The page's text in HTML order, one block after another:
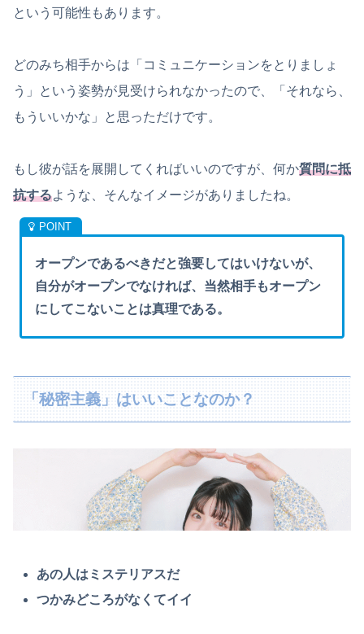
という可能性もあります。
どのみち相手からは「コミュニケーションをとりましょ
う」という姿勢が見受けられなかったので、「それなら、
もういいかな」と思っただけです。
もし彼が話を展開してくればいいのですが、何か質問に抵
抗するような、そんなイメージがありましたね。
オープンであるべきだと強要してはいけないが、
自分がオープンでなければ、当然相手もオープン
にしてこないことは真理である。
「秘密主義」はいいことなのか？
あの人はミステリアスだ
つかみどころがなくてイイ